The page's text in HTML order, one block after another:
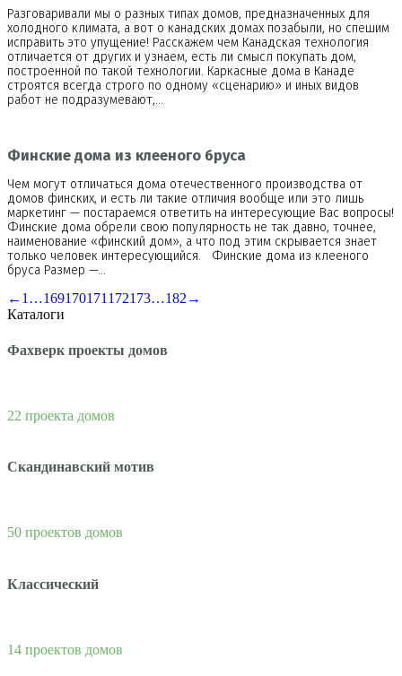
Разговаривали мы о разных типах домов, предназначенных для
холодного климата, а вот о канадских домах позабыли, но спешим
исправить это упущение! Расскажем чем Канадская технология
отличается от других и узнаем, есть ли смысл покупать дом,
построенной по такой технологии. Каркасные дома в Канаде
строятся всегда строго по одному «сценарию» и иных видов
работ не подразумевают,…
Финские дома из клееного бруса
Чем могут отличаться дома отечественного производства от
домов финских, и есть ли такие отличия вообще или это лишь
маркетинг — постараемся ответить на интересующие Вас вопросы!
Финские дома обрели свою популярность не так давно, точнее,
наименование «финский дом», а что под этим скрывается знает
только человек интересующийся. Финские дома из клееного
бруса Размер —…
← 1 …169170171 172173…182 →
Каталоги
Фахверк проекты домов
22 проекта домов
Скандинавский мотив
50 проектов домов
Классический
14 проектов домов